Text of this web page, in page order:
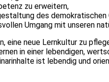
zu erweitern,
des demokratischen
Umgang mit unseren
eine neue Lernkultur zu
in einer leben­digen,
ist lebendig und